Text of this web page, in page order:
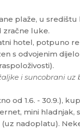
plaže, u središtu
zračne luke.
hotel, potpuno
s odvojenim
i suncobrani uz
od 1.6. - 30.9.),
mini hladnjak,
nadoplatu).